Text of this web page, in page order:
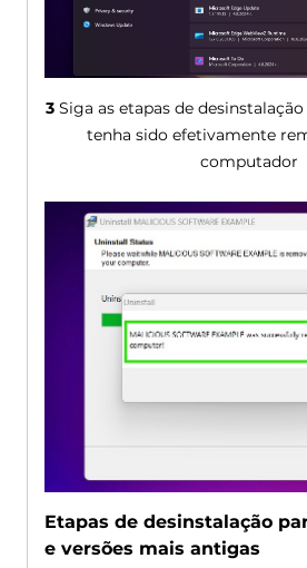
3Siga as etapas de
tenha sido efetivamente
computador
Etapas de desinstalação
e versões mais antigas